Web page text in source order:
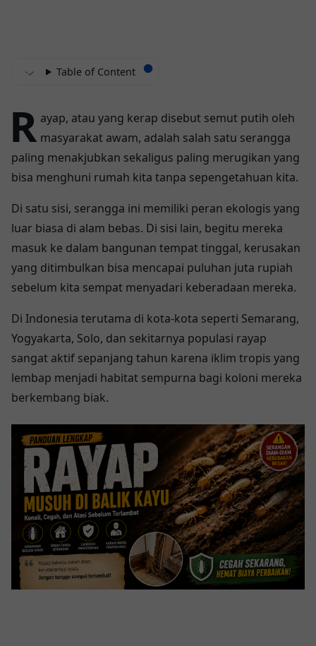
Table of Content
R ayap, atau yang kerap disebut semut putih oleh
masyarakat awam, adalah salah satu serangga
paling menakjubkan sekaligus paling merugikan yang
bisa menghuni rumah kita tanpa sepengetahuan kita.
Di satu sisi, serangga ini memiliki peran ekologis yang
luar biasa di alam bebas. Di sisi lain, begitu mereka
masuk ke dalam bangunan tempat tinggal, kerusakan
yang ditimbulkan bisa mencapai puluhan juta rupiah
sebelum kita sempat menyadari keberadaan mereka.
Di Indonesia terutama di kota-kota seperti Semarang,
Yogyakarta, Solo, dan sekitarnya populasi rayap
sangat aktif sepanjang tahun karena iklim tropis yang
lembap menjadi habitat sempurna bagi koloni mereka
berkembang biak.